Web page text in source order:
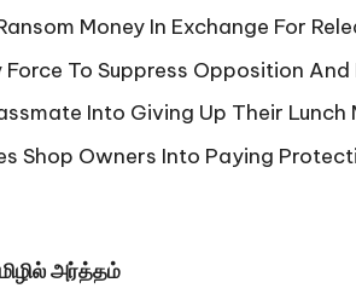
Money In Exchange For
To Suppress Opposition
Into Giving Up Their Lunch
Shop Owners Into Paying
அர்த்தம்